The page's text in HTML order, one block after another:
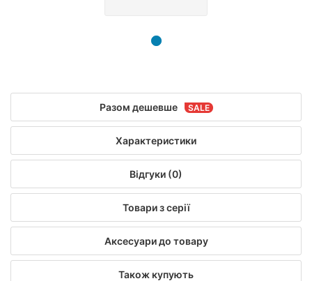
Разом дешевше
Характеристики
Відгуки (0)
Товари з серії
Аксесуари до товару
Також купують